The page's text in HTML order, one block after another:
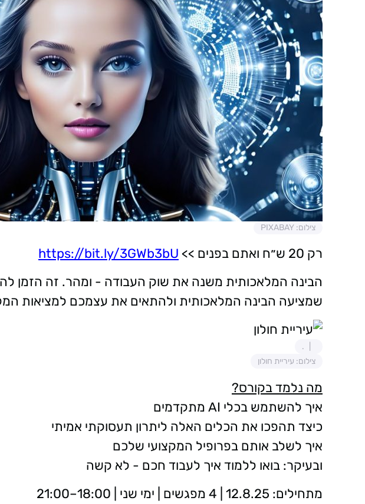
צילום: PIXABAY
רק 20 ש״ח ואתם בפנים >>
https://bit.ly/3GWb3bU
הבינה המלאכותית משנה את שוק העבודה - ומהר. זה הזמן
שמציעה הבינה המלאכותית ולהתאים את עצמכם למציאות
.
צילום: עיריית חולון
מה נלמד בקורס?
איך להשתמש בכלי AI מתקדמים
כיצד תהפכו את הכלים האלה ליתרון תעסוקתי אמיתי
איך לשלב אותם בפרופיל המקצועי שלכם
ובעיקר: בואו ללמוד איך לעבוד חכם - לא קשה
מתחילים: 12.8.25 | 4 מפגשים | ימי שני | 18:00–21:00